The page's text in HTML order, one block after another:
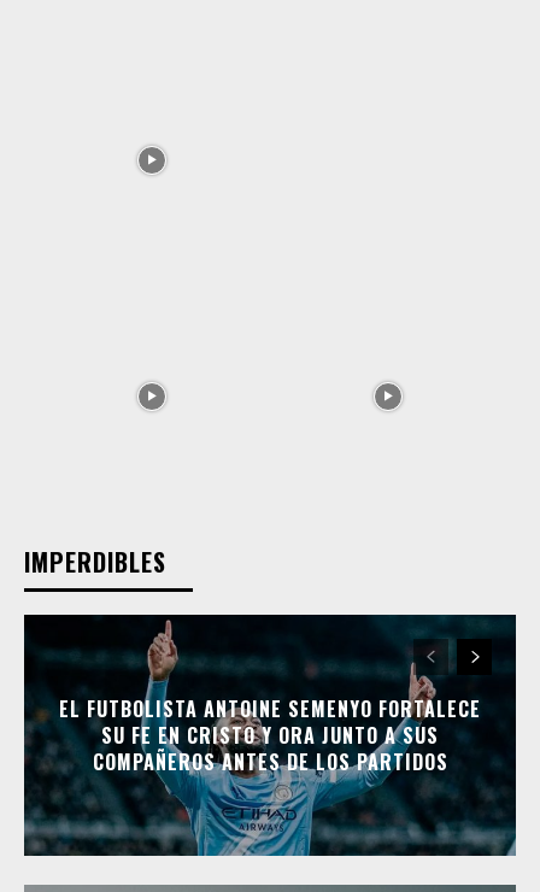
IMPERDIBLES
EL FUTBOLISTA ANTOINE SEMENYO FORTALECE
SU FE EN CRISTO Y ORA JUNTO A SUS
COMPAÑEROS ANTES DE LOS PARTIDOS